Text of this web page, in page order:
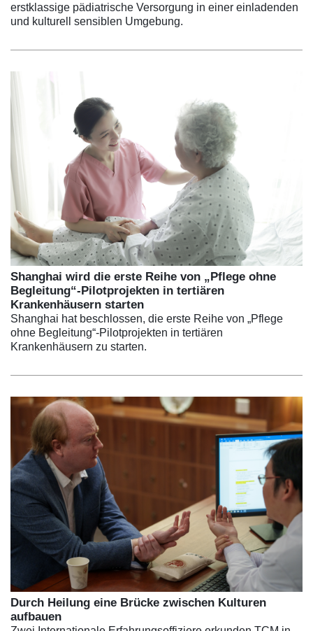
erstklassige pädiatrische Versorgung in einer einladenden
und kulturell sensiblen Umgebung.
Shanghai wird die erste Reihe von „Pflege ohne
Begleitung“-Pilotprojekten in tertiären
Krankenhäusern starten
Shanghai hat beschlossen, die erste Reihe von „Pflege
ohne Begleitung“-Pilotprojekten in tertiären
Krankenhäusern zu starten.
Durch Heilung eine Brücke zwischen Kulturen
aufbauen